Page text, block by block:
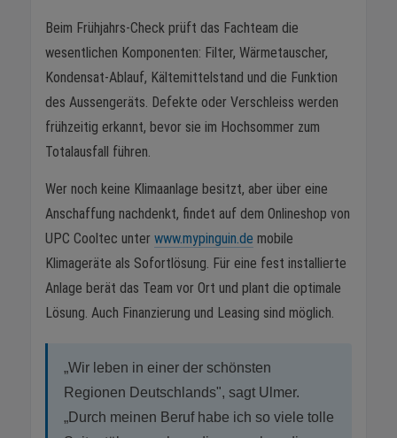
Beim Frühjahrs-Check prüft das Fachteam die
wesentlichen Komponenten: Filter, Wärmetauscher,
Kondensat-Ablauf, Kältemittelstand und die Funktion
des Aussengeräts. Defekte oder Verschleiss werden
frühzeitig erkannt, bevor sie im Hochsommer zum
Totalausfall führen.
Wer noch keine Klimaanlage besitzt, aber über eine
Anschaffung nachdenkt, findet auf dem Onlineshop von
UPC Cooltec unter www.mypinguin.de mobile
Klimageräte als Sofortlösung. Für eine fest installierte
Anlage berät das Team vor Ort und plant die optimale
Lösung. Auch Finanzierung und Leasing sind möglich.
„Wir leben in einer der schönsten
Regionen Deutschlands", sagt Ulmer.
„Durch meinen Beruf habe ich so viele tolle